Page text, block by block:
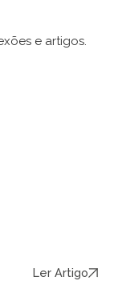
e artigos.
Ler Artigo